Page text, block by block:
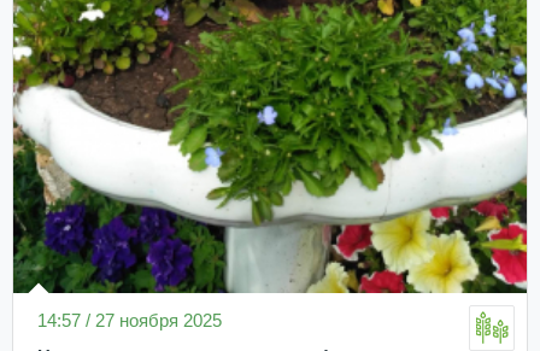
14:57 / 27 ноября 2025